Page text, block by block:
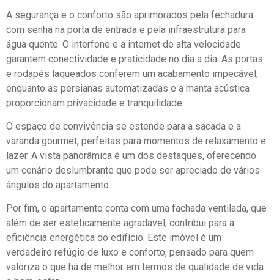
A segurança e o conforto são aprimorados pela fechadura
com senha na porta de entrada e pela infraestrutura para
água quente. O interfone e a internet de alta velocidade
garantem conectividade e praticidade no dia a dia. As portas
e rodapés laqueados conferem um acabamento impecável,
enquanto as persianas automatizadas e a manta acústica
proporcionam privacidade e tranquilidade.
O espaço de convivência se estende para a sacada e a
varanda gourmet, perfeitas para momentos de relaxamento e
lazer. A vista panorâmica é um dos destaques, oferecendo
um cenário deslumbrante que pode ser apreciado de vários
ângulos do apartamento.
Por fim, o apartamento conta com uma fachada ventilada, que
além de ser esteticamente agradável, contribui para a
eficiência energética do edifício. Este imóvel é um
verdadeiro refúgio de luxo e conforto, pensado para quem
valoriza o que há de melhor em termos de qualidade de vida